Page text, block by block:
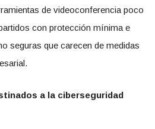
de videoconferencia poco
con protección mínima e
seguras que carecen de medidas
a la ciberseguridad